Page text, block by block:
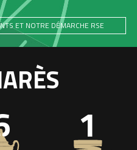
ET NOTRE DÉMARCHE RSE
1